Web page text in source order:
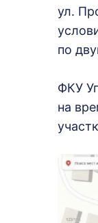
ул.
по
ФКУ
на